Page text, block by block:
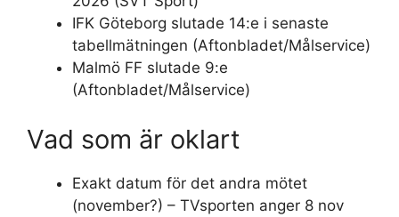
IFK Göteborg slutade 14:e i senaste
tabellmätningen (Aftonbladet/Målservice)
Malmö FF slutade 9:e
(Aftonbladet/Målservice)
Vad som är oklart
Exakt datum för det andra mötet
(november?) – TVsporten anger 8 nov